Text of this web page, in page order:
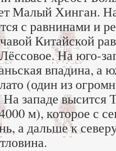
Малый Хинган.
с равнинами и
Китайской
На юго-
впадина,
(один из
западе высится
м), которое с
а дальше к